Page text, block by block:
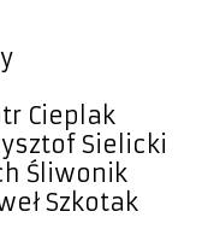
Cieplak
Sielicki
Śliwonik
Szkotak